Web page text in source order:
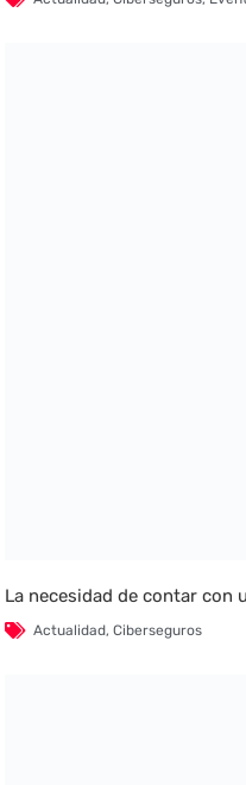
La necesidad de contar con
Actualidad,Ciberseguros